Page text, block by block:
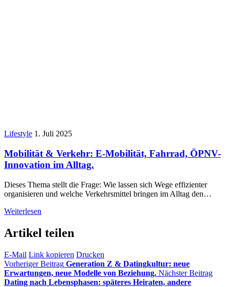
Lifestyle 1. Juli 2025
Mobilität & Verkehr: E-Mobilität, Fahrrad, ÖPNV-
Innovation im Alltag.
Dieses Thema stellt die Frage: Wie lassen sich Wege effizienter
organisieren und welche Verkehrsmittel bringen im Alltag den…
Weiterlesen
Artikel teilen
E-Mail Link kopieren Drucken
Vorheriger Beitrag Generation Z & Datingkultur: neue
Erwartungen, neue Modelle von Beziehung. Nächster Beitrag
Dating nach Lebensphasen: späteres Heiraten, andere